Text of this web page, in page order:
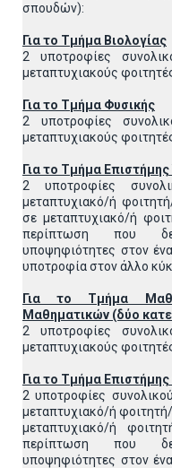
σπουδών):
Για το Τμήμα Βιολογίας
2 υποτροφίες
μεταπτυχιακούς
Για το Τμήμα Φυσικής
2 υποτροφίες
μεταπτυχιακούς
Για το Τμήμα
2 υποτροφίες
μεταπτυχιακό/ή
σε μεταπτυχιακό/ή
περίπτωση που
υποψηφιότητες στον
υποτροφία στον άλλο
Για το Τμήμα
Μαθηματικών (δύο
2 υποτροφίες
μεταπτυχιακούς
Για το Τμήμα
2 υποτροφίες
μεταπτυχιακό/ή
μεταπτυχιακό/ή
περίπτωση που
υποψηφιότητες στον